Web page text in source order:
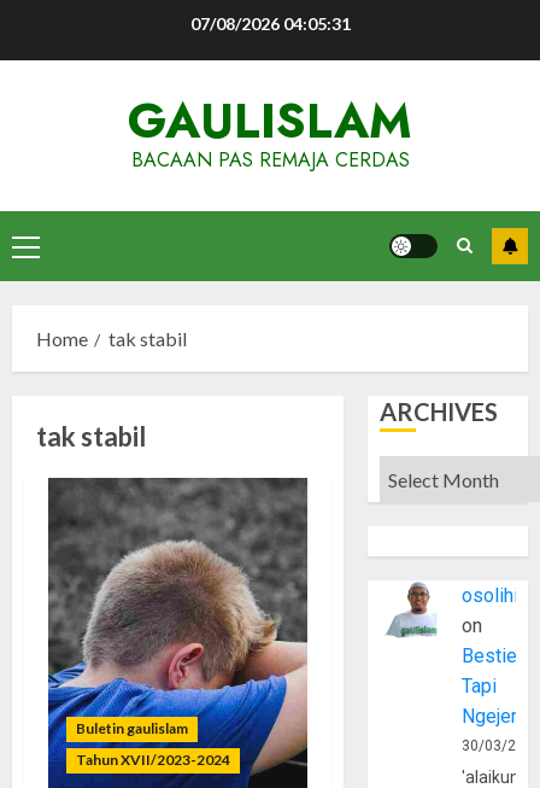
07/08/2026 04:05:31
GAULISLAM
BACAAN PAS REMAJA CERDAS
Primary
Menu
Home tak stabil
tak stabil
Buletin gaulislam
Tahun XVII/2023-2024
ARCHIVES
Archives
osolihin
on
Bestie
Tapi
30/03/